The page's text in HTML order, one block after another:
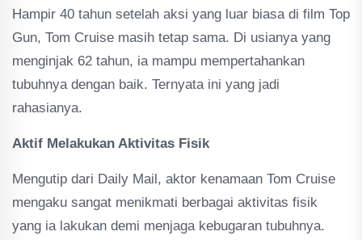
Hampir 40 tahun setelah aksi yang luar biasa di film Top
Gun, Tom Cruise masih tetap sama. Di usianya yang
menginjak 62 tahun, ia mampu mempertahankan
tubuhnya dengan baik. Ternyata ini yang jadi
rahasianya.
Aktif Melakukan Aktivitas Fisik
Mengutip dari Daily Mail, aktor kenamaan Tom Cruise
mengaku sangat menikmati berbagai aktivitas fisik
yang ia lakukan demi menjaga kebugaran tubuhnya.